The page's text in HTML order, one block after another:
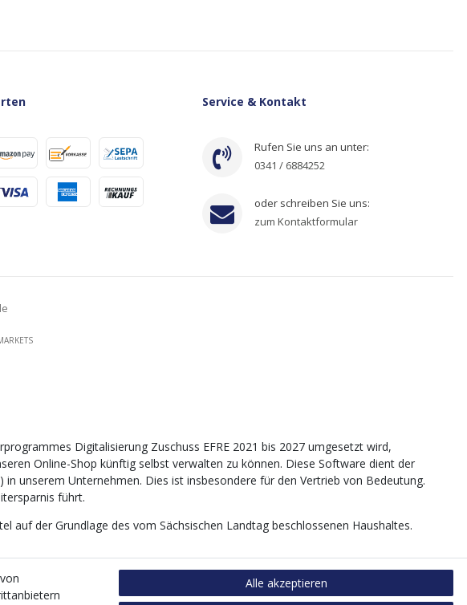
Service & Kontakt
Rufen Sie uns an unter:
0341 / 6884252
oder schreiben Sie uns:
zum Kontaktformular
Digitalisierung Zuschuss EFRE 2021 bis 2027 umgesetzt wird,
Online-Shop künftig selbst verwalten zu können. Diese Software dient der
unserem Unternehmen. Dies ist insbesondere für den Vertrieb von Bedeutung.
führt.
auf der Grundlage des vom Sächsischen Landtag beschlossenen Haushaltes.
Alle akzeptieren